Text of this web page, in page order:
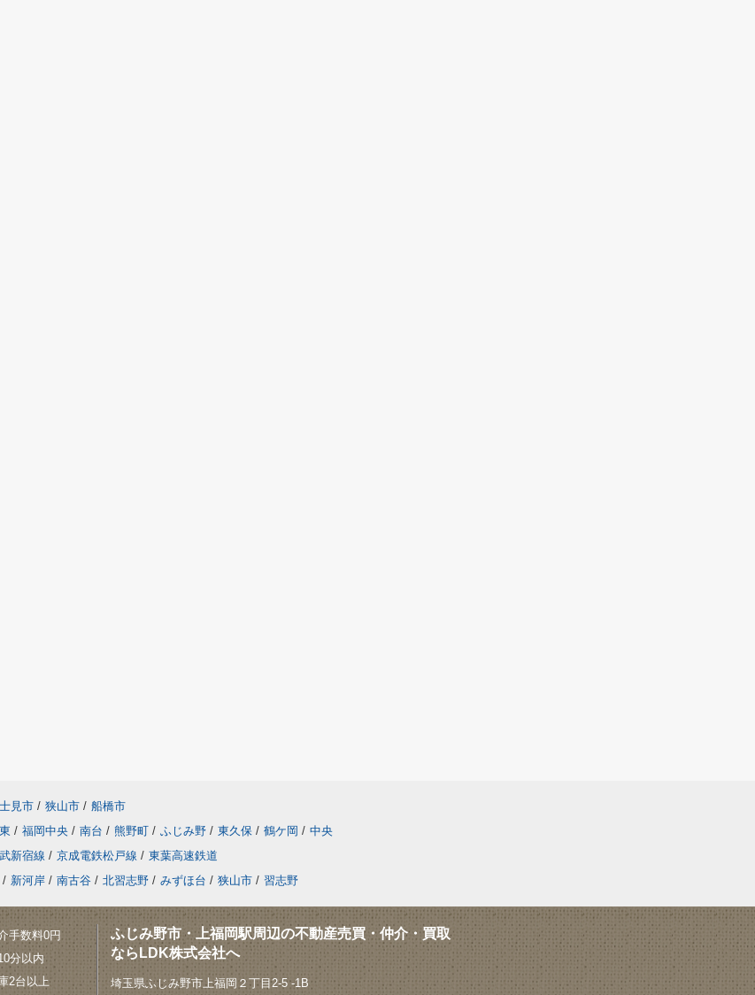
見市 / 狭山市 / 船橋市
/ 福岡中央 / 南台 / 熊野町 / ふじみ野 / 東久保 / 鶴ケ岡 / 中央
新宿線 / 京成電鉄松戸線 / 東葉高速鉄道
/ 新河岸 / 南古谷 / 北習志野 / みずほ台 / 狭山市 / 習志野
手数料0円
分以内
2台以上
ふじみ野市・上福岡駅周辺の不動産売買・仲介・買取
ならLDK株式会社へ
埼玉県ふじみ野市上福岡２丁目2-5 -1B